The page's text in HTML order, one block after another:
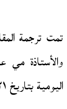
تمت ترجمة
والأستاذة
اليومية بتاريخ ٢١ أكتوبر ٢٠٢١.